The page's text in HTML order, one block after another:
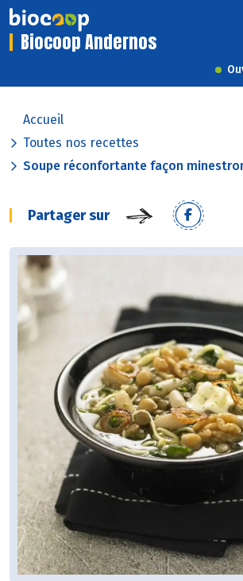
Biocoop Andernos
Accueil
Toutes nos recettes
Soupe réconfortante façon
Partager sur